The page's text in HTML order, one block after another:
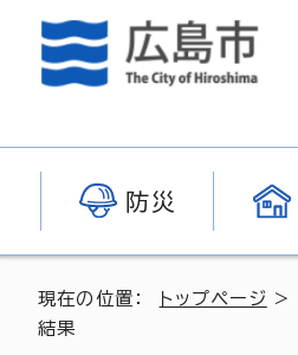
防災
現在の位置： トップページ >
結果